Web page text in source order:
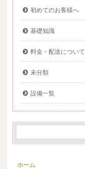
初めてのお客様へ
基礎知識
料金・配送について
未分類
設備一覧
ホーム